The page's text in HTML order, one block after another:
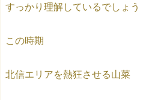
すっかり理解しているでしょう
この時期
北信エリアを熱狂させる山菜